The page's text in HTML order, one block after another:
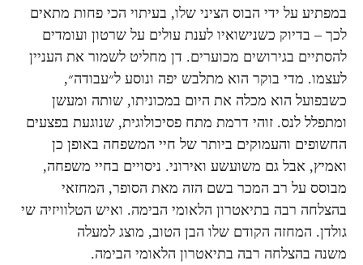
במפתיע על ידי הבוס הציני שלו, בעיתוי הכי פחות מתאים
לכך – בדיוק כשנישואיו לענת עולים על שרטון ועומדים
להסתיים בגירושים מכוערים. דן מחליט לשמור את העניין
לעצמו. מדי בוקר הוא מתלבש יפה ונוסע ל״עבודה״,
כשבפועל הוא מכלה את היום במכוניתו, שותה ומעשן
ומתפלל לנס. זוהי דרמת מתח פסיכולוגית, שנוגעת בפצעים
החשופים והעמוקים ביותר של חיי המשפחה באופן כן
ואמיץ, אבל גם משועשע ואירוני. ניסויים בחיי משפחה,
מבוסס על רב המכר בשם הזה מאת הסופר, המחזאי
בהצלחה רבה בתיאטרון הלאומי הבימה. ואיש הטלוויזיה שי
גולדן. המחזה הקודם שלו הבן הטוב, מוצג למעלה
משנה בהצלחה רבה בתיאטרון הלאומי הבימה.